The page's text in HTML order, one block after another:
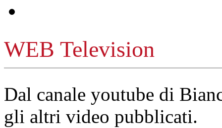
WEB Television
Dal canale youtube di
gli altri video pubblicati.